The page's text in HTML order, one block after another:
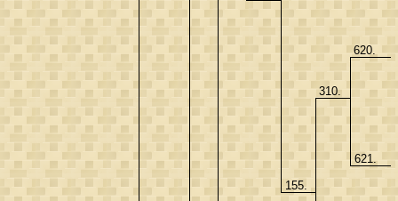
155.
310.
620.
621.